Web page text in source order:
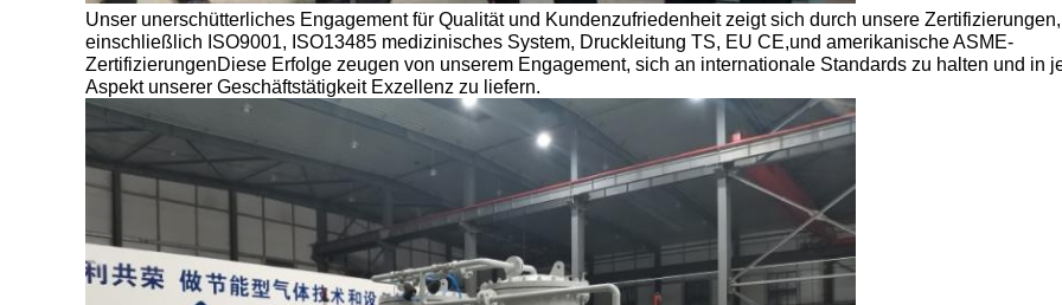
Unser unerschütterliches Engagement für Qualität und Kundenzufriedenheit zeigt sich durch unsere Zertifizierungen,
einschließlich ISO9001, ISO13485 medizinisches System, Druckleitung TS, EU CE,und amerikanische ASME-
ZertifizierungenDiese Erfolge zeugen von unserem Engagement, sich an internationale Standards zu halten und in
Aspekt unserer Geschäftstätigkeit Exzellenz zu liefern.